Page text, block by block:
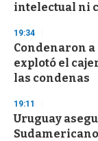
intelectual ni
19:34
Condenaron
explotó el
las condenas
19:11
Uruguay